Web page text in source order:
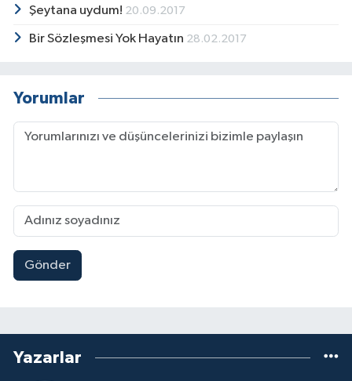
Şeytana uydum! 20.09.2017
Bir Sözleşmesi Yok Hayatın 28.02.2017
Yorumlar
Gönder
Yazarlar